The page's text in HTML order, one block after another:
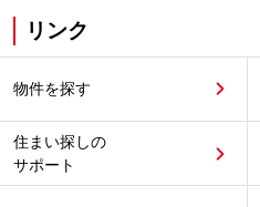
リンク
物件を探す
住まい探しの
サポート